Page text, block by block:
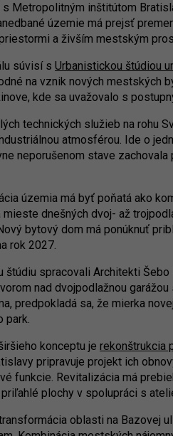
s Metropolitným inštitútom
územie má prejsť
a živším mestským
súvisí s Urbanistickou štúdiou
na vznik nových mestských
kde sa uvažovalo s
technických služieb na rohu
atmosférou. Ide o
neporušenom stave
územia má byť poňatá ako
mieste dnešných dvoj- až
bytový dom má ponúknuť
rok 2027.
štúdiu spracovali Architekti
nad dvojpodlažnou
predpokladá sa, že mierka
park.
konceptu je rekonštrukcia
pripravuje projekt ich
funkcie. Revitalizácia má
plochy v spolupráci s
oblasti na Bazovej